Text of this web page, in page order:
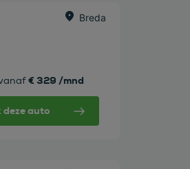
Breda
€ 329 /mnd
deze auto